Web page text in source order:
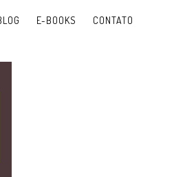
E-BOOKS CONTATO